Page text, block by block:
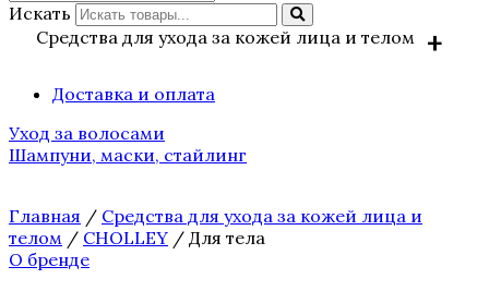
Искать
Средства для ухода за кожей лица и телом
средства
Завершающие сыворотки
Лосьоны
Доставка и оплата
Уход за волосами
Шампуни, маски, стайлинг
Главная / Средства для ухода за кожей лица и
телом / CHOLLEY / Для тела
О бренде